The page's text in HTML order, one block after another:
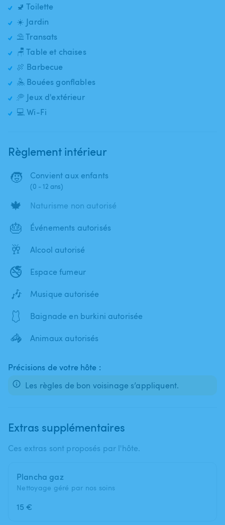
🚽 Toilette
☀️ Jardin
⛱️ Transats
🪑 Table et chaises
🍖 Barbecue
🤽 Bouées gonflables
🥏 Jeux d'extérieur
💻 Wi-Fi
Règlement intérieur
🧒 Convient aux enfants
(0 - 12 ans)
🍁 Naturisme non autorisé
🎂 Événements autorisés
🥂 Alcool autorisé
🚭 Espace fumeur
🎶 Musique autorisée
🩱 Baignade en burkini autorisée
🦓 Animaux autorisés
Précisions de votre hôte :
Les règles de bon voisinage s’appliquent.
Extras supplémentaires
Ces extras sont proposés par l'hôte.
Plancha gaz
Nettoyage géré par nos soins
15 €